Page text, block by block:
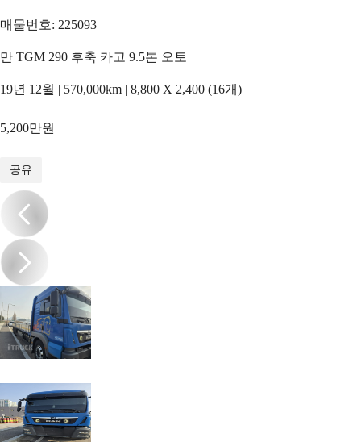
매물번호: 225093
만 TGM 290 후축 카고 9.5톤 오토
19년 12월 | 570,000km | 8,800 X 2,400 (16개)
5,200만원
공유
/6